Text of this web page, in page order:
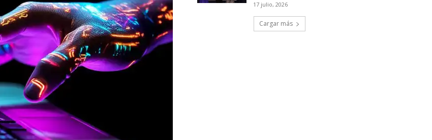
17 julio, 2026
Cargar más